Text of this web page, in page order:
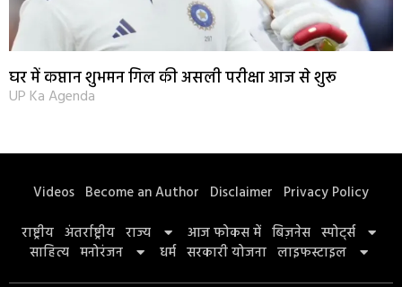
घर में कप्तान शुभमन गिल की असली परीक्षा आज से शुरू
UP Ka Agenda
Videos Become an Author Disclaimer Privacy Policy
राष्ट्रीय अंतर्राष्ट्रीय राज्य आज फोकस में बिज़नेस स्पोर्ट्स
साहित्य मनोरंजन धर्म सरकारी योजना लाइफस्टाइल